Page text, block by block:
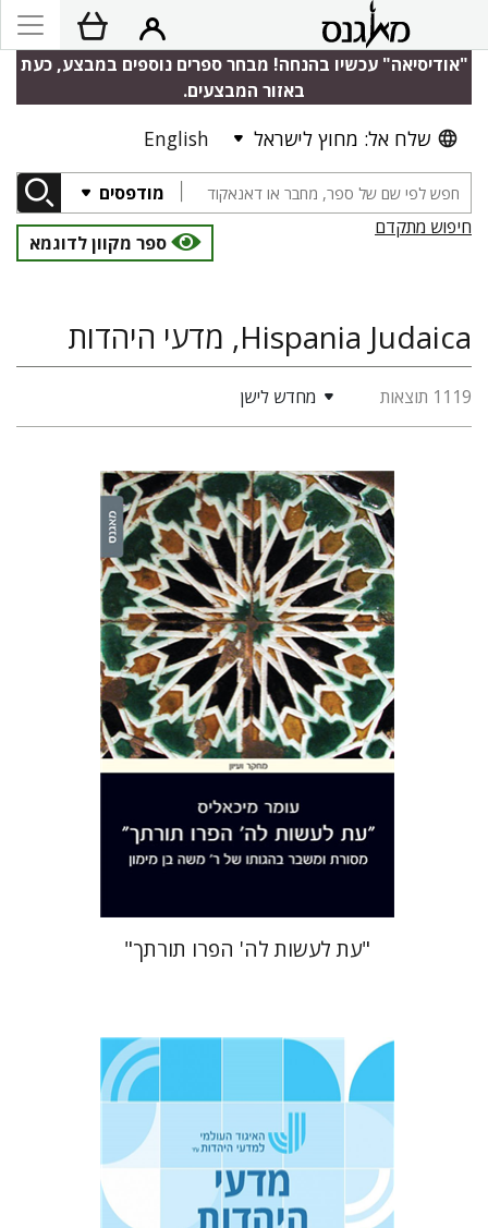
"אודיסיאה" עכשיו בהנחה! מבחר ספרים נוספים במבצע, כעת
באזור המבצעים.
שלח אל: מחוץ לישראל English
מודפסים
חיפוש מתקדם
ספר מקוון לדוגמא
Hispania Judaica, מדעי היהדות
1119 תוצאות מחדש לישן
עומר מיכאליס
הנחת אתר ספר מודפס
$42
$38
"עת לעשות לה' הפרו תורתך"
טובה גנזל יעקב דויטש
וייס